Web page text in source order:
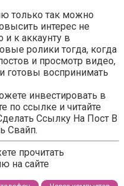
только так можно
интерес не
и к аккаунту в
ролики тогда, когда
и просмотр видео,
готовы воспринимать
инвестировать в
по ссылке и читайте
Ссылку На Пост В
Свайп.
прочитать
на сайте